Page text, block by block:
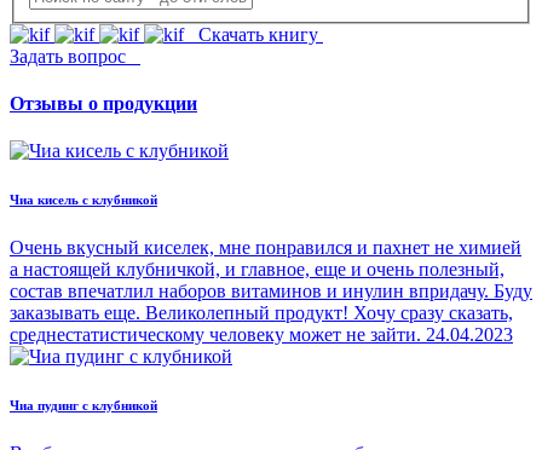
Скачать книгу
Задать вопрос
Отзывы о продукции
Чиа кисель с клубникой
Очень вкусный киселек, мне понравился и пахнет не химией
а настоящей клубничкой, и главное, еще и очень полезный,
состав впечатлил наборов витаминов и инулин впридачу. Буду
заказывать еще. Великолепный продукт! Хочу сразу сказать,
среднестатистическому человеку может не зайти. 24.04.2023
Чиа пудинг с клубникой